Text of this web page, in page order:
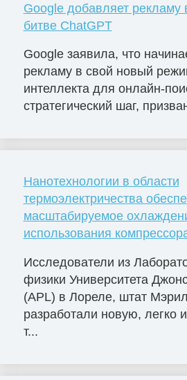
Google добавляет рекламу
битве ChatGPT
Google заявила, что
рекламу в свой новый
интеллекта для онлайн-
стратегический шаг,
Нанотехнологии в области
термоэлектричества
масштабируемое
использования
Исследователи из
физики Университета
(APL) в Лореле, штат
разработали новую, легко
т...